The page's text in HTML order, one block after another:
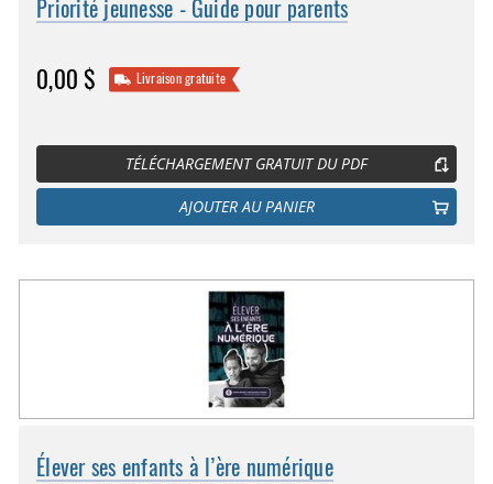
Priorité jeunesse - Guide pour parents
0,00 $ Livraison gratuite
TÉLÉCHARGEMENT GRATUIT DU PDF
AJOUTER AU PANIER
Élever ses enfants à l’ère numérique